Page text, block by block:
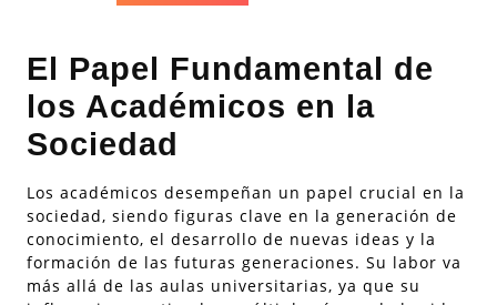
El Papel Fundamental de
los Académicos en la
Sociedad
Los académicos desempeñan un papel crucial en la
sociedad, siendo figuras clave en la generación de
conocimiento, el desarrollo de nuevas ideas y la
formación de las futuras generaciones. Su labor va
más allá de las aulas universitarias, ya que su